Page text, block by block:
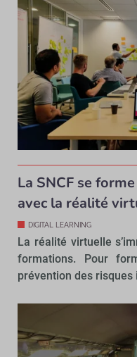
La SNCF se
avec la réalité
DIGITAL LEARNING
La réalité virtuelle
formations. Pour
prévention des risques